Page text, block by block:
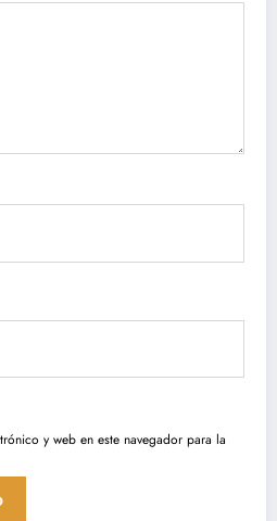
y web en este navegador para la